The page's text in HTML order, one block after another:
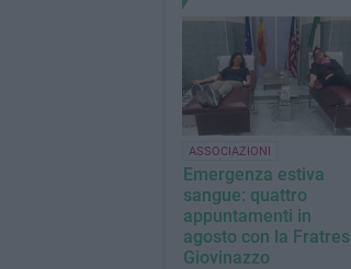
ASSOCIAZIONI
Emergenza estiva
sangue: quattro
appuntamenti in
agosto con la Fratres
Giovinazzo